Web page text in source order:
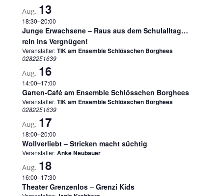
Aug. 13
18:30–20:00
Junge Erwachsene – Raus aus dem Schulalltag…
rein ins Vergnügen!
Veranstalter:TIK am Ensemble Schlösschen Borghees
0282251639
Aug. 16
14:00–17:00
Garten-Café am Ensemble Schlösschen Borghees
Veranstalter:TIK am Ensemble Schlösschen Borghees
0282251639
Aug. 17
18:00–20:00
Wollverliebt – Stricken macht süchtig
Veranstalter:Anke Neubauer
Aug. 18
16:00–17:30
Theater Grenzenlos – Grenzi Kids